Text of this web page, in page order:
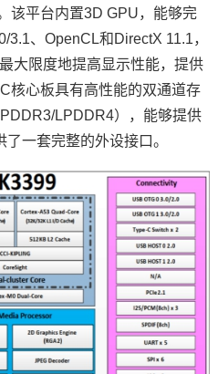
该平台内置3D GPU，能够完
3.1、OpenCL和DirectX 11.1，
大限度地提高显示性能，提供
核心板具有高性能的双通道存
LPDDR4），能够提供
一套完整的外设接口。